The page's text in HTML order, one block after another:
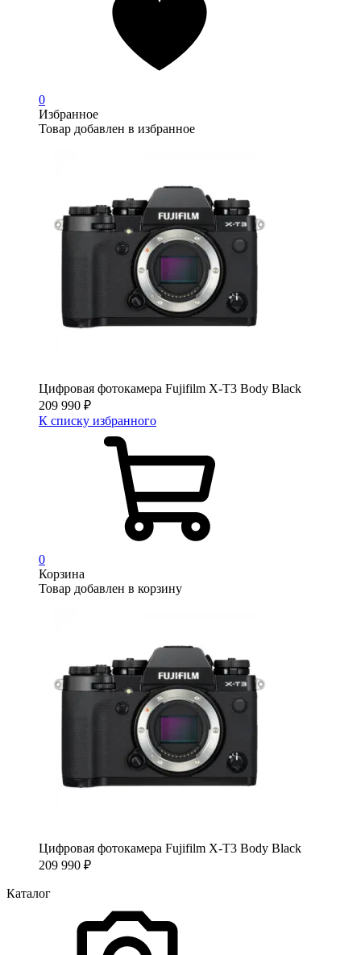
0
Избранное
Товар добавлен в избранное
Цифровая фотокамера Fujifilm X-T3 Body Black
209 990 ₽
К списку избранного
0
Корзина
Товар добавлен в корзину
Цифровая фотокамера Fujifilm X-T3 Body Black
209 990 ₽
Каталог